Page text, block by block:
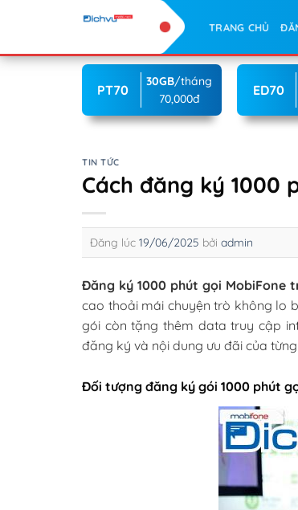
content
TRANG CHỦ
PT70
30GB/tháng
70,000đ
ED70
TIN TỨC
Cách đăng ký 1000
Đăng lúc 19/06/2025 bởi admin
Đăng ký 1000 phút gọi MobiFone
cao thoải mái chuyện trò không lo
gói còn tặng thêm data truy cập
đăng ký và nội dung ưu đãi của
Đối tượng đăng ký gói 1000 phút